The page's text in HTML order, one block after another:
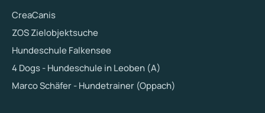
CreaCanis
ZOS Zielobjektsuche
Hundeschule Falkensee
4 Dogs - Hundeschule in Leoben (A)
Marco Schäfer - Hundetrainer (Oppach)